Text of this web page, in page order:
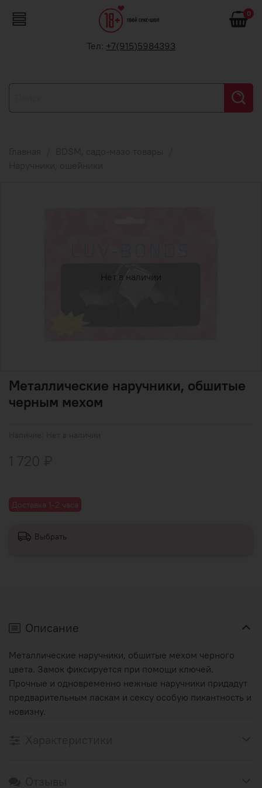
0
Тел: +7(915)5984393
Нет в наличии
Доставка 1-2 часа
Металлические наручники, обшитые
черным мехом
Выбрать
Описание
Металлические наручники, обшитые мехом черного
цвета. Замок фиксируется при помощи ключей.
Прочные и одновременно нежные наручники придадут
предварительным ласкам и сексу особую пикантность и
новизну.